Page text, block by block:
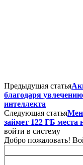
Предыдущая статья
благодаря
интеллекта
Следующая статья
займет 122 ГБ
войти в систему
Добро пожаловать!